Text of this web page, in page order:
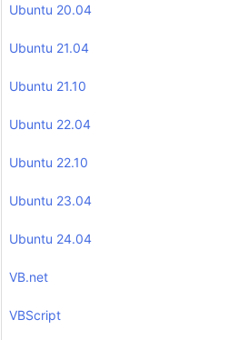
Ubuntu 20.04
Ubuntu 21.04
Ubuntu 21.10
Ubuntu 22.04
Ubuntu 22.10
Ubuntu 23.04
Ubuntu 24.04
VB.net
VBScript